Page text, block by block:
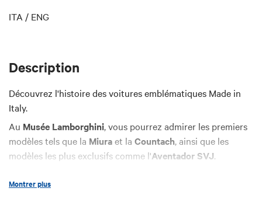
ITA / ENG
Description
Découvrez l'histoire des voitures emblématiques Made in
Italy.
Au Musée Lamborghini, vous pourrez admirer les premiers
modèles tels que la Miuraet la Countach, ainsi que les
modèles les plus exclusifs comme l'Aventador SVJ.
où vous aurez l'occasion de revivre l'histoire du Cavallino
Montrer plus